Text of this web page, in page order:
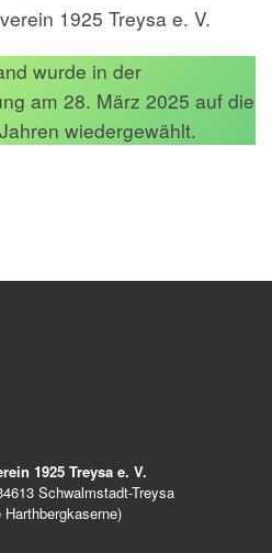
1925 Treysa e. V.
wurde in der
am 28. März 2025 auf die
wiedergewählt.
1925 Treysa e. V.
Schwalmstadt-Treysa
Harthbergkaserne)